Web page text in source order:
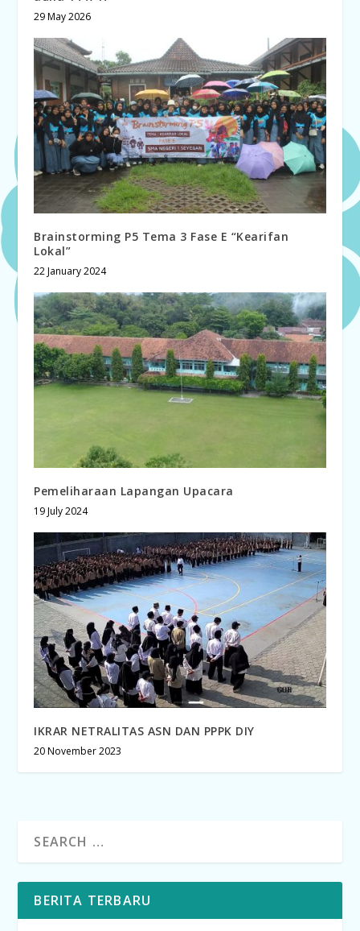
29 May 2026
Brainstorming P5 Tema 3 Fase E “Kearifan
Lokal”
22 January 2024
Pemeliharaan Lapangan Upacara
19 July 2024
IKRAR NETRALITAS ASN DAN PPPK DIY
20 November 2023
BERITA TERBARU